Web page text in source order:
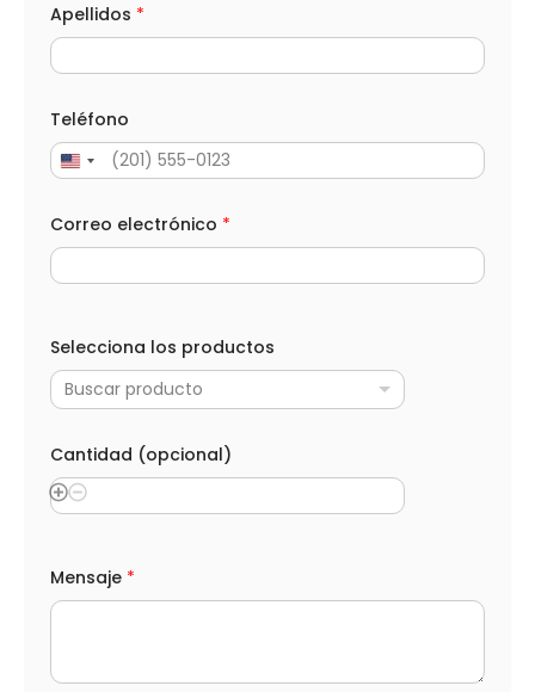
o
n
o
C
r
e
o
Apellidos *
Teléfono
Correo electrónico *
Selecciona los productos
Buscar producto
Cantidad (opcional)
Mensaje *